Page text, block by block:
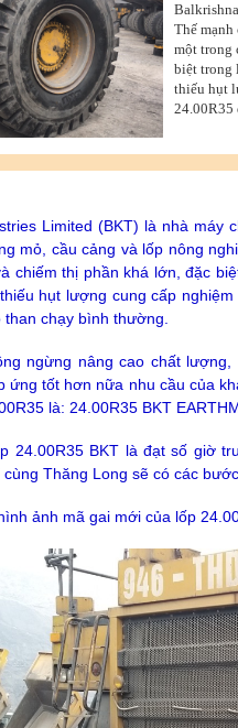
Thế
một trong
biệt trong
thiếu hụt
24.00R35
Limited (BKT) là nhà
mỏ, cầu cảng và lốp nông
chiếm thị phần khá lớn, đặc
hụt lượng cung cấp
than chạy bình thường.
ngừng nâng cao chất
ứng tốt hơn nữa nhu cầu của
là: 24.00R35 BKT
24.00R35 BKT là đạt số giờ
cùng Thăng Long sẽ có các
ảnh mã gai mới của lốp